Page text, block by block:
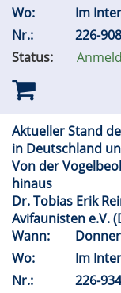
Wo:
Im
Nr.:
226-
Status:
Aktueller Stand
in Deutschland
Von der
hinaus
Dr. Tobias Erik
Avifaunisten e.V.
Wann:
Wo:
Im
Nr.:
226-